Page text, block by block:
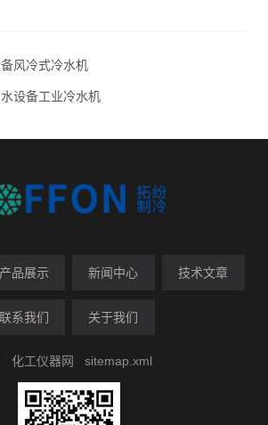
风冷式冷水机
设备工业冷水机
产品展示 新闻中心 技术文章
联系我们 关于我们
化工仪器网 sitemap.xml